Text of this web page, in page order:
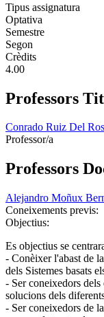
Tipus assignatura
Optativa
Semestre
Segon
Crèdits
4.00
Professors
Conrado Ruiz Del
Professor/a
Professors
Alejandro Moñux
Coneixements previs:
Objectius:
Es objectius se
- Conèixer l'abast de
dels Sistemes basats
- Ser coneixedors
solucions dels
- Ser coneixedors de